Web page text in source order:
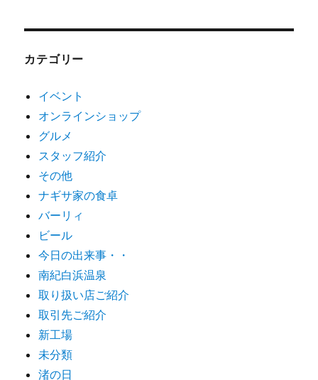
カテゴリー
イベント
オンラインショップ
グルメ
スタッフ紹介
その他
ナギサ家の食卓
バーリィ
ビール
今日の出来事・・
南紀白浜温泉
取り扱い店ご紹介
取引先ご紹介
新工場
未分類
渚の日